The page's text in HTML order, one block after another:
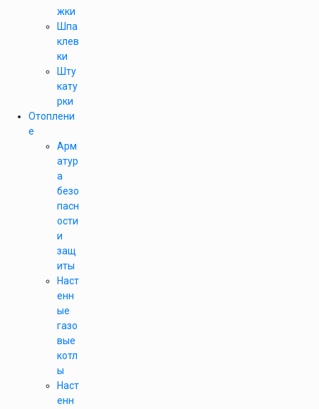
жки
Шпа
клев
ки
Шту
кату
рки
Отоплени
е
Арм
атур
а
безо
пасн
ости
и
защ
иты
Наст
енн
ые
газо
вые
котл
ы
Наст
енн